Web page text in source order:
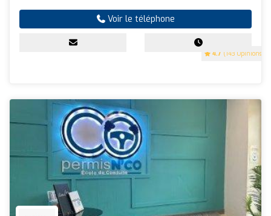
4.7 (143 Opinions)
Voir le téléphone